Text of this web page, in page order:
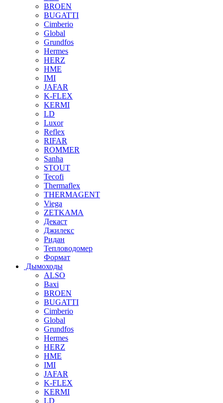
BROEN
BUGATTI
Cimberio
Global
Grundfos
Hermes
HERZ
HME
IMI
JAFAR
K-FLEX
KERMI
LD
Luxor
Reflex
RIFAR
ROMMER
Sanha
STOUT
Tecofi
Thermaflex
THERMAGENT
Viega
ZETKAMA
Декаст
Джилекс
Ридан
Тепловодомер
Формат
Дымоходы
ALSO
Baxi
BROEN
BUGATTI
Cimberio
Global
Grundfos
Hermes
HERZ
HME
IMI
JAFAR
K-FLEX
KERMI
LD